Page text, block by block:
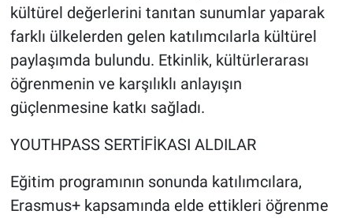
kültürel değerlerini tanıtan sunumlar yaparak
farklı ülkelerden gelen katılımcılarla kültürel
paylaşımda bulundu. Etkinlik, kültürlerarası
öğrenmenin ve karşılıklı anlayışın
güçlenmesine katkı sağladı.
YOUTHPASS SERTİFİKASI ALDILAR
Eğitim programının sonunda katılımcılara,
Erasmus+ kapsamında elde ettikleri öğrenme